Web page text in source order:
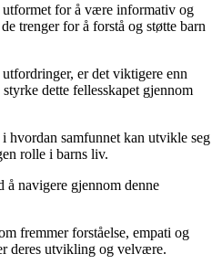
utformet for å være informativ og
trenger for å forstå og støtte barn
er det viktigere enn
dette fellesskapet gjennom
hvordan samfunnet kan utvikle seg
rolle i barns liv.
navigere gjennom denne
fremmer forståelse, empati og
deres utvikling og velvære.